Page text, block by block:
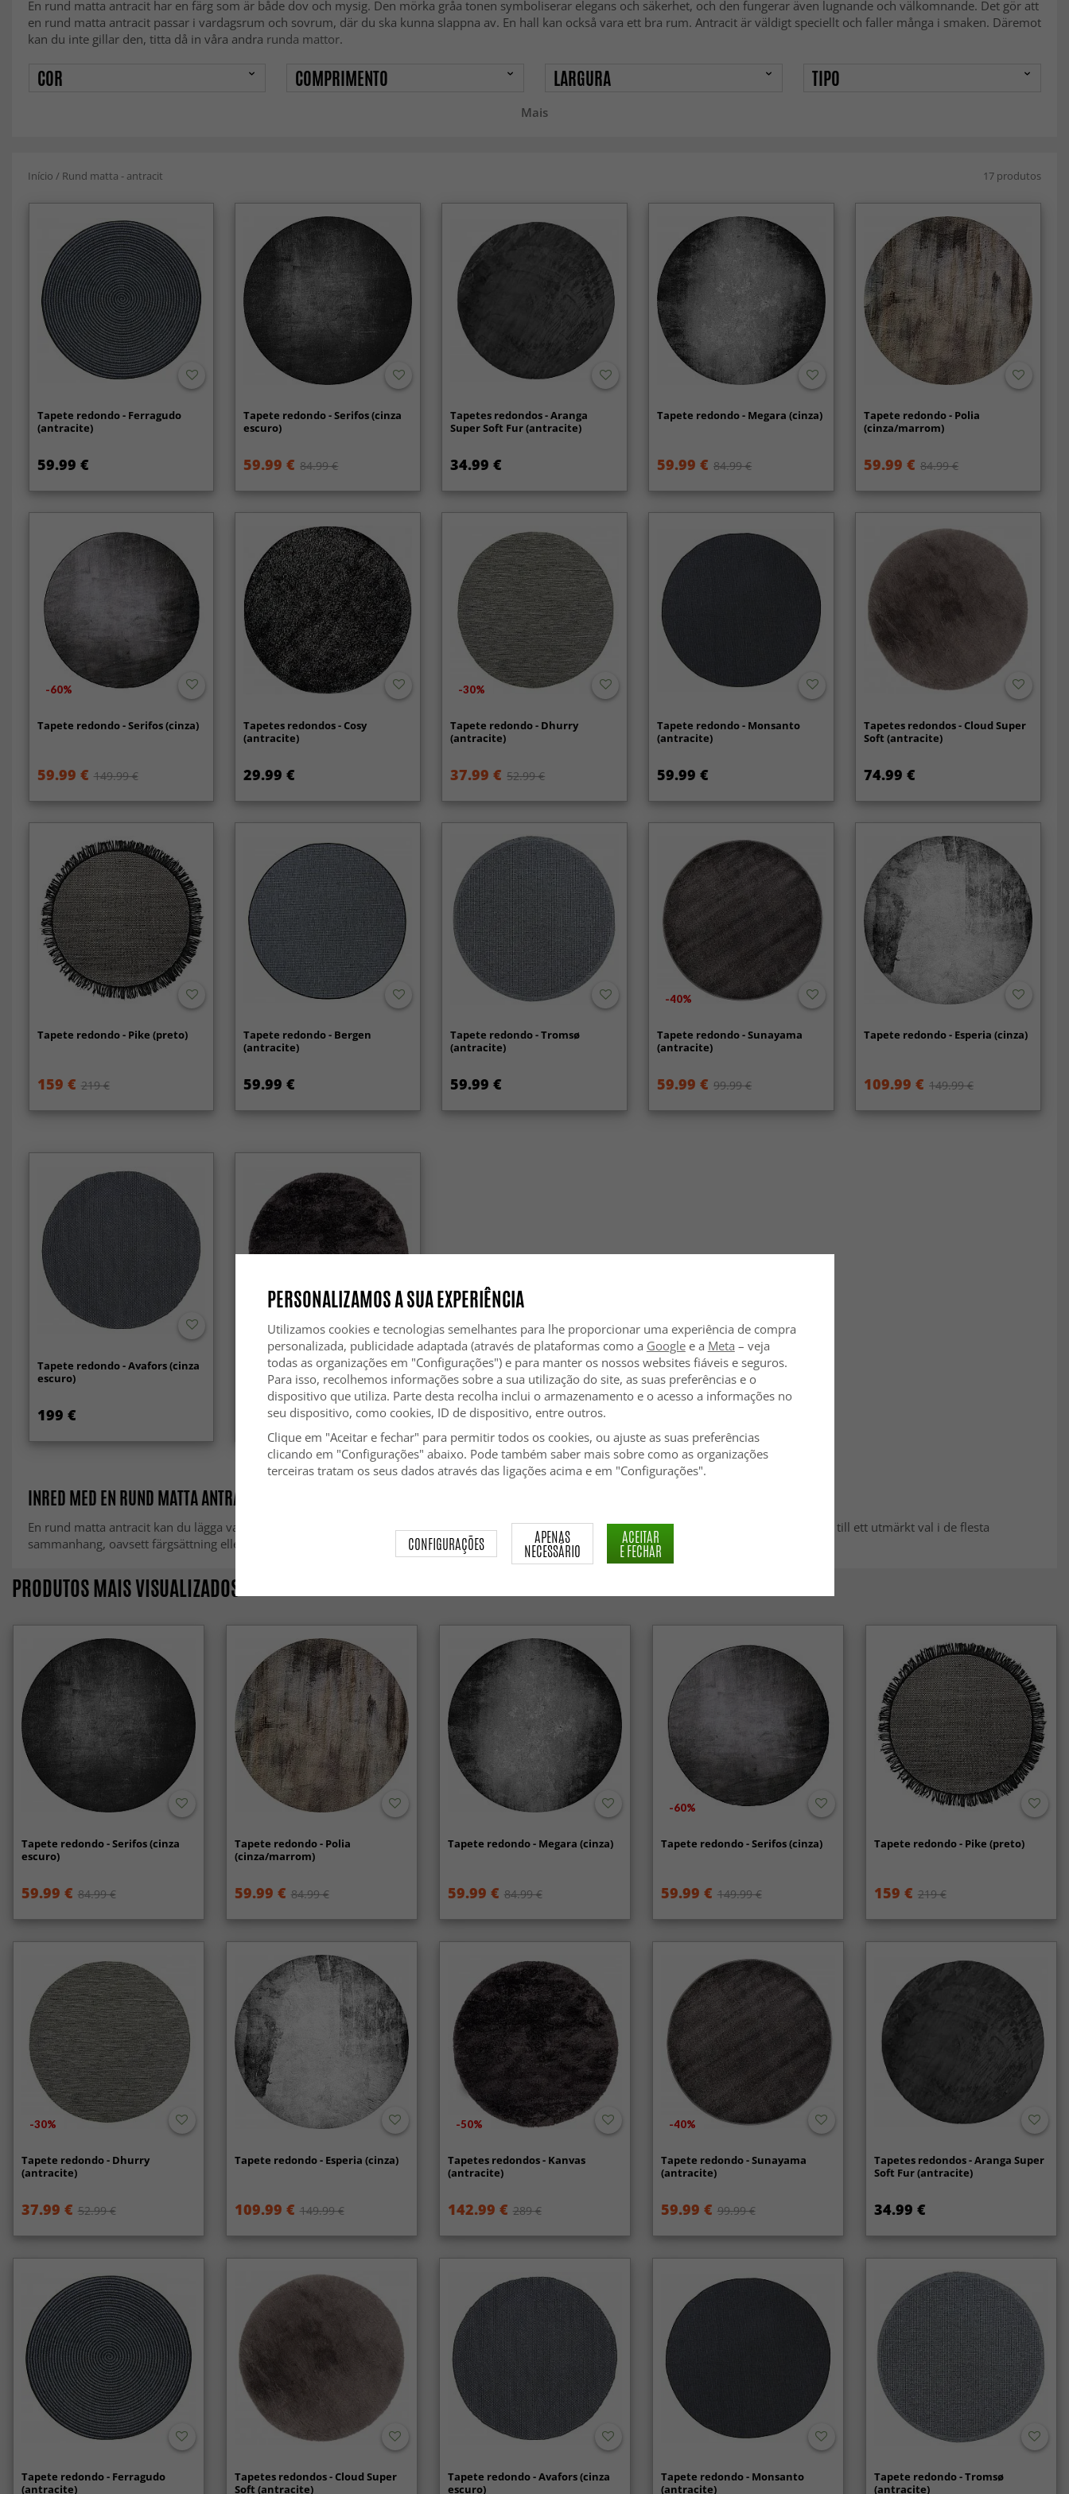
En rund matta antracit har en färg som är både dov och mysig. Den mörka gråa tonen symboliserar elegans och säkerhet, och den fungerar även lugnande och välkomnande. Det gör att
en rund matta antracit passar i vardagsrum och sovrum, där du ska kunna slappna av. En hall kan också vara ett bra rum. Antracit är väldigt speciellt och faller många i smaken. Däremot
kan du inte gillar den, titta då in våra andra runda mattor.
Mais
COR COMPRIMENTO LARGURA TIPO
Início / Rund matta - antracit 17 produtos
Tapete redondo - Ferragudo
(antracite)
59.99 €
Tapete redondo - Serifos (cinza
escuro)
59.99 € 84.99 €
Tapetes redondos - Aranga
Super Soft Fur (antracite)
34.99 €
Tapete redondo - Megara (cinza)
59.99 € 84.99 €
Tapete redondo - Polia
(cinza/marrom)
59.99 € 84.99 €
-60%
Tapete redondo - Serifos (cinza)
59.99 € 149.99 €
Tapetes redondos - Cosy
(antracite)
29.99 €
-30%
Tapete redondo - Dhurry
(antracite)
37.99 € 52.99 €
Tapete redondo - Monsanto
(antracite)
59.99 €
Tapetes redondos - Cloud Super
Soft (antracite)
74.99 €
Tapete redondo - Pike (preto)
159 € 219 €
Tapete redondo - Bergen
(antracite)
59.99 €
Tapete redondo - Tromsø
(antracite)
59.99 €
-40%
Tapete redondo - Sunayama
(antracite)
59.99 € 99.99 €
Tapete redondo - Esperia (cinza)
109.99 € 149.99 €
Tapete redondo - Avafors (cinza
escuro)
199 €
-50%
Tapetes redondos - Kanvas
(antracite)
142.99 € 289 €
INRED MED EN RUND MATTA ANTRACIT
En rund matta antracit kan du lägga var som helst då den runda formen lämpar sig lika bra under möbler som på tomma ytor. Färgen gör den även till ett utmärkt val i de flesta
sammanhang, oavsett färgsättning eller stil. Vi rekommenderar dig dock att matcha mattan med naturmaterial för att öka den lugna effekten.
PRODUTOS MAIS VISUALIZADOS
Tapete redondo - Serifos (cinza
escuro)
59.99 € 84.99 €
Tapete redondo - Polia
(cinza/marrom)
59.99 € 84.99 €
Tapete redondo - Megara (cinza)
59.99 € 84.99 €
-60%
Tapete redondo - Serifos (cinza)
59.99 € 149.99 €
Tapete redondo - Pike (preto)
159 € 219 €
-30%
Tapete redondo - Dhurry
(antracite)
37.99 € 52.99 €
Tapete redondo - Esperia (cinza)
109.99 € 149.99 €
-50%
Tapetes redondos - Kanvas
(antracite)
142.99 € 289 €
-40%
Tapete redondo - Sunayama
(antracite)
59.99 € 99.99 €
Tapetes redondos - Aranga Super
Soft Fur (antracite)
34.99 €
Tapete redondo - Ferragudo
(antracite)
Tapetes redondos - Cloud Super
Soft (antracite)
Tapete redondo - Avafors (cinza
escuro)
Tapete redondo - Monsanto
(antracite)
Tapete redondo - Tromsø
(antracite)
PERSONALIZAMOS A SUA EXPERIÊNCIA
Utilizamos cookies e tecnologias semelhantes para lhe proporcionar uma experiência de compra
personalizada, publicidade adaptada (através de plataformas como a Googlee a Meta – veja
todas as organizações em "Configurações") e para manter os nossos websites fiáveis e seguros.
Para isso, recolhemos informações sobre a sua utilização do site, as suas preferências e o
dispositivo que utiliza. Parte desta recolha inclui o armazenamento e o acesso a informações no
seu dispositivo, como cookies, ID de dispositivo, entre outros.
Clique em "Aceitar e fechar" para permitir todos os cookies, ou ajuste as suas preferências
clicando em "Configurações" abaixo. Pode também saber mais sobre como as organizações
terceiras tratam os seus dados através das ligações acima e em "Configurações".
CONFIGURAÇÕES APENAS
NECESSÁRIO
ACEITAR
E FECHAR